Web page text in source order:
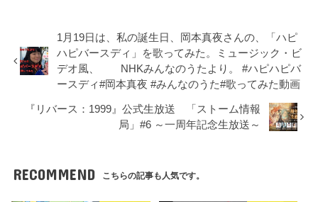
1月19日は、私の誕生日、岡本真夜さんの、「ハピ
ハピバースディ」を歌ってみた。ミュージック・ビ
デオ風、 NHKみんなのうたより。 #ハピハピバ
ースディ#岡本真夜 #みんなのうた#歌ってみた動画
『リバース：1999』公式生放送 「ストーム情報
局」#6 ～一周年記念生放送～
RECOMMEND こちらの記事も人気です。